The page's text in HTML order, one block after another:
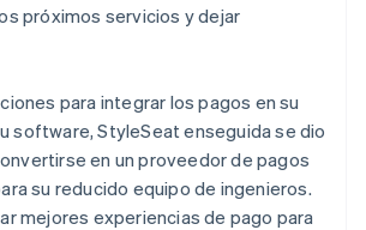
próximos servicios y dejar
para integrar los pagos en su
software, StyleSeat enseguida se dio
en un proveedor de pagos
su reducido equipo de ingenieros.
mejores experiencias de pago para